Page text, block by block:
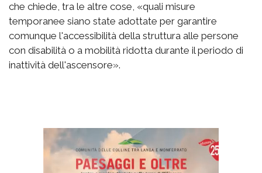
che chiede, tra le altre cose, «quali misure
temporanee siano state adottate per garantire
comunque l'accessibilità della struttura alle persone
con disabilità o a mobilità ridotta durante il periodo di
inattività dell'ascensore».